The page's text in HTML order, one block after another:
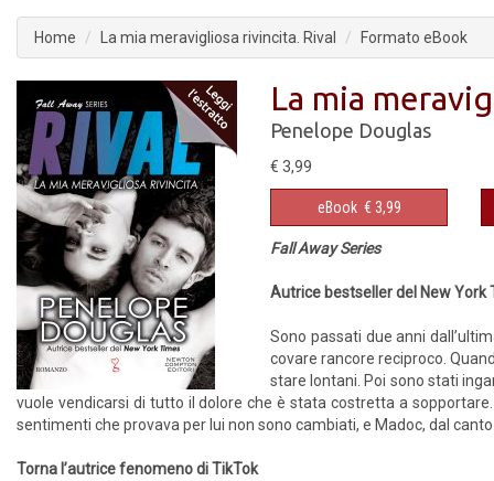
Home La mia meravigliosa rivincita. Rival Formato eBook
La mia
Penelope Douglas
€ 3,99
eBook € 3,99
Fall Away Series
Autrice bestseller del New York
Sono passati due anni
covare rancore reciproco.
stare lontani. Poi sono stati
vuole vendicarsi di tutto il dolore che è stata costretta a
sentimenti che provava per lui non sono cambiati, e Madoc, dal
Torna l’autrice fenomeno di TikTok